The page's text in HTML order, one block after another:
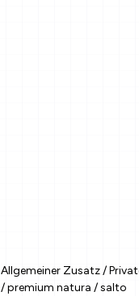
Allgemeiner Zusatz /
/ premium natura / salto